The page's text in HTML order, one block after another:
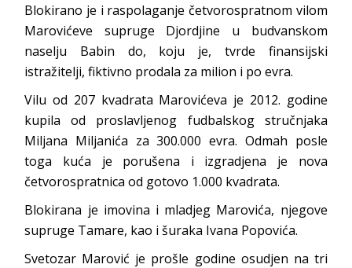
Blokirano je i raspolaganje četvorospratnom vilom
Marovićeve supruge Djordjine u budvanskom
naselju Babin do, koju je, tvrde finansijski
istražitelji, fiktivno prodala za milion i po evra.
Vilu od 207 kvadrata Marovićeva je 2012. godine
kupila od proslavljenog fudbalskog stručnjaka
Miljana Miljanića za 300.000 evra. Odmah posle
toga kuća je porušena i izgradjena je nova
četvorospratnica od gotovo 1.000 kvadrata.
Blokirana je imovina i mladjeg Marovića, njegove
supruge Tamare, kao i šuraka Ivana Popovića.
Svetozar Marović je prošle godine osudjen na tri